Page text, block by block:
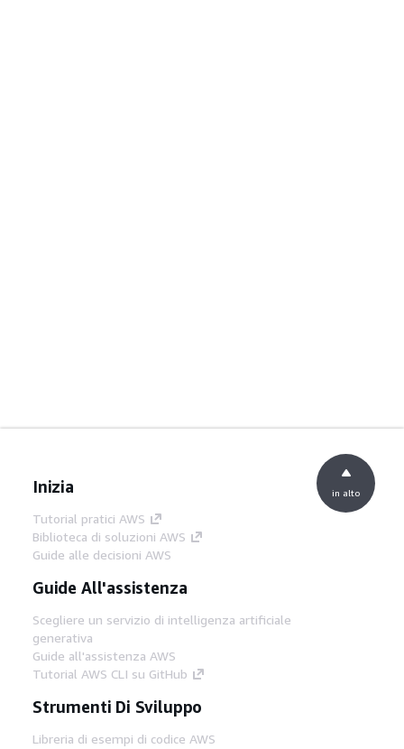
Inizia
Tutorial pratici AWS
Biblioteca di soluzioni AWS
Guide alle decisioni AWS
Guide All'assistenza
Scegliere un servizio di intelligenza artificiale
generativa
Guide all'assistenza AWS
Tutorial AWS CLI su GitHub
Strumenti Di Sviluppo
Libreria di esempi di codice AWS
in alto